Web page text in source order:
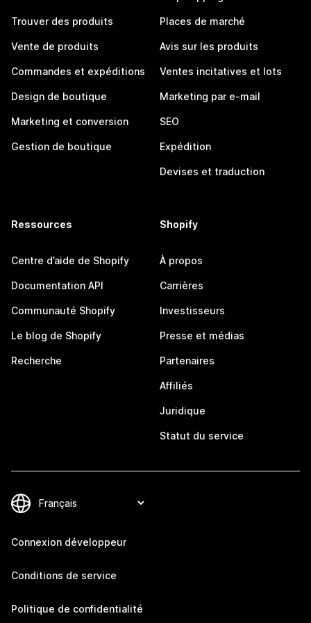
Trouver des produits
Vente de produits
Commandes et expéditions
Design de boutique
Marketing et conversion
Gestion de boutique
Places de marché
Avis sur les produits
Ventes incitatives et lots
Marketing par e-mail
SEO
Expédition
Devises et traduction
Ressources
Centre d’aide de Shopify
Documentation API
Communauté Shopify
Le blog de Shopify
Recherche
Shopify
À propos
Carrières
Investisseurs
Presse et médias
Partenaires
Affiliés
Juridique
Statut du service
Connexion développeur
Conditions de service
Politique de confidentialité